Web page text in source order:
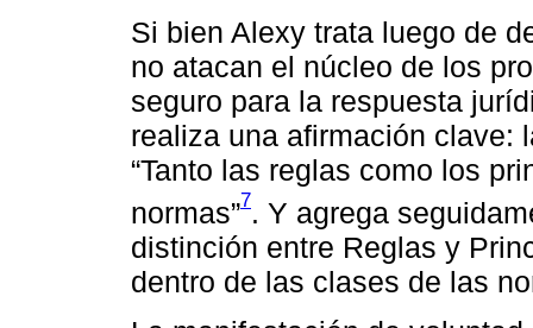
Si bien Alexy trata luego de
no atacan el núcleo de los
seguro para la respuesta
realiza una afirmación clave:
“Tanto las reglas como los
normas”7. Y agrega
distinción entre Reglas y
dentro de las clases de las